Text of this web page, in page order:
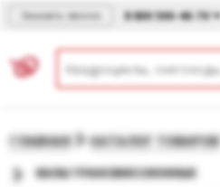
Заказать звонок 8 800 500-46-74
ГЛАВНАЯ КАТАЛОГ ТОВАРОВ
ВАЛЫ ТРАНСМИССИОННЫЕ